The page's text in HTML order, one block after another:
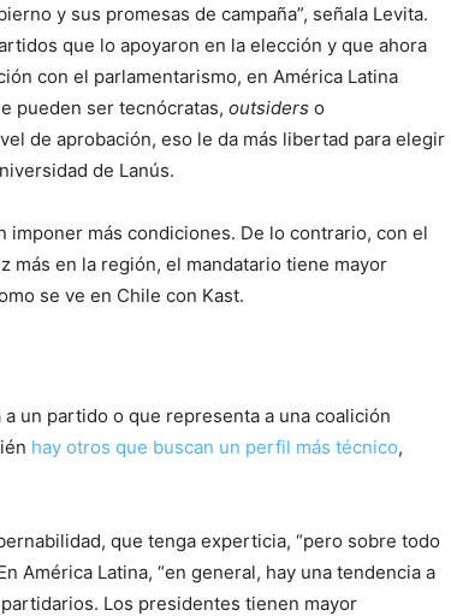
y sus promesas de campaña”, señala Levita.
que lo apoyaron en la elección y que ahora
con el parlamentarismo, en América Latina
pueden ser tecnócratas, outsiders o
de aprobación, eso le da más libertad para elegir
de Lanús.
más condiciones. De lo contrario, con el
más en la región, el mandatario tiene mayor
se ve en Chile con Kast.
un partido o que representa a una coalición
hay otros que buscan un perfil más técnico,
que tenga experticia, “pero sobre todo
América Latina, “en general, hay una tendencia a
Los presidentes tienen mayor